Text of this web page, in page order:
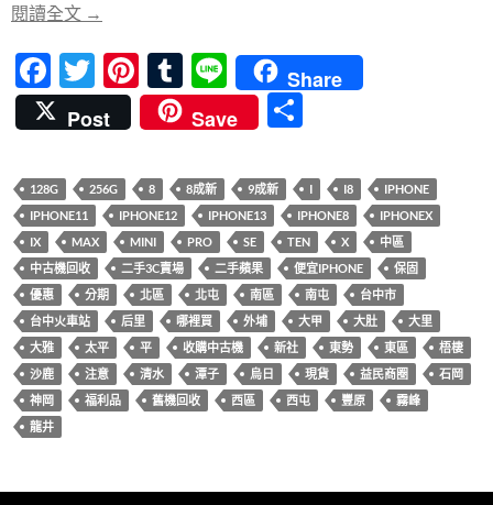
k
閱讀全文 【快速回收】iPhone、智慧型手機，二手或全新都
→
F
ac
e
b
o
o
k
T
w
itt
er
Pi
nt
er
es
t
T
u
m
bl
r
Li
n
e
Share
Post
Save
128G 256G 8 8成新 9成新 I I8
IPHONE
IPHONE11
IPHONE12 IPHONE13 IPHONE8
IPHONEX
IX
MAX MINI PRO SE TEN X
中區
中古機回收
二手3C賣場 二手蘋果 便宜IPHONE
保固
優惠
分期 北區 北屯 南區 南屯
台中市
台中火車站
后里 哪裡買 外埔 大甲 大肚
大里
大雅
太平 平 收購中古機 新社 東勢 東區
梧棲
沙鹿
注意 清水 潭子 烏日 現貨 益民商圈
石岡
神岡
福利品 舊機回收 西區 西屯 豐原
霧峰
龍井